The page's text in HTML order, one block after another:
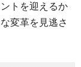
トを迎えるか
変革を見逃さ